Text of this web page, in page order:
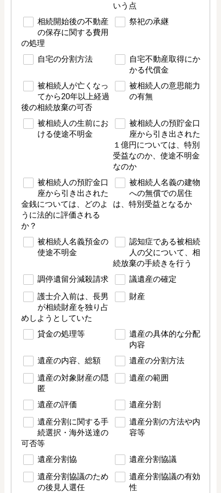
いう点
相続開始後の不動産
の保存に関する費用
の処理
祭祀の承継
自宅の分割方法
自宅不動産取得にか
かる代償金
被相続人が亡くなっ
てから20年以上経過
後の相続放棄の可否
被相続人の意思能力
の有無
被相続人の生前にお
ける使途不明金
被相続人の預貯金口
座から引き出された
１億円については、特別
受益なのか、使途不明金
なのか
被相続人の預貯金口
座から引き出された
金銭については、どのよ
うに法的に評価される
か？
被相続人名義の建物
への無償での居住
は、特別受益となるか
被相続人名義預金の
使途不明金
認知症である被相続
人の父について、相
続放棄の手続きを行う
調停遺留分減殺請求
議遺産の確定
護士介入前は、長男
が相続財産を独り占
めしようとしていた
財産
貸金の処理等
遺産の具体的な分配
内容
遺産の内容、総額
遺産の分割方法
遺産の対象財産の隠
匿
遺産の範囲
遺産の評価 遺産分割
遺産分割に関する手
続選択・海外送達の
可否等
遺産分割の方法や内
容等
遺産分割協 遺産分割協議
遺産分割協議のため
の後見人選任
遺産分割協議の有効
性